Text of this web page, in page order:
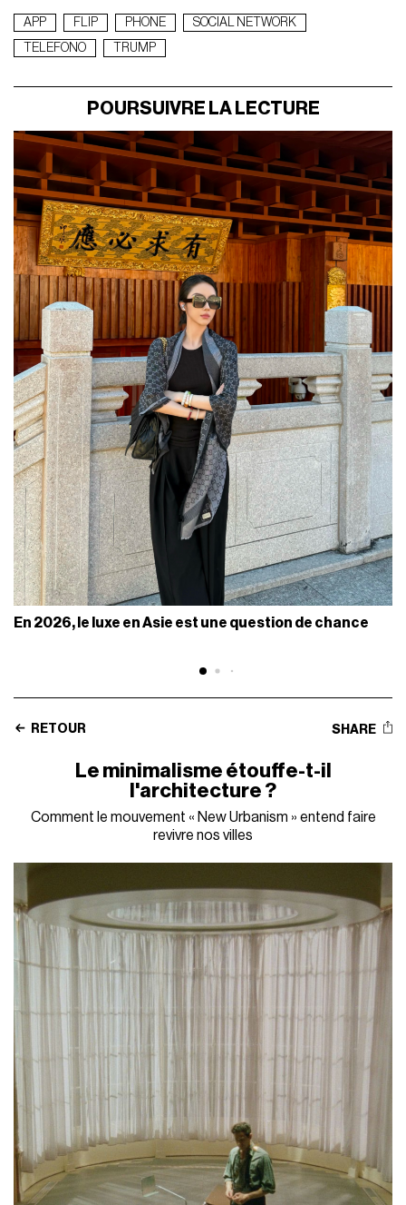
APP FLIP PHONE
SOCIAL NETWORK
TELEFONO
TRUMP
POURSUIVRE LA LECTURE
En 2026, le luxe en Asie est une question de chance
RETOUR SHARE
Le minimalisme étouffe-t-il
l'architecture ?
Comment le mouvement « New Urbanism » entend faire
revivre nos villes